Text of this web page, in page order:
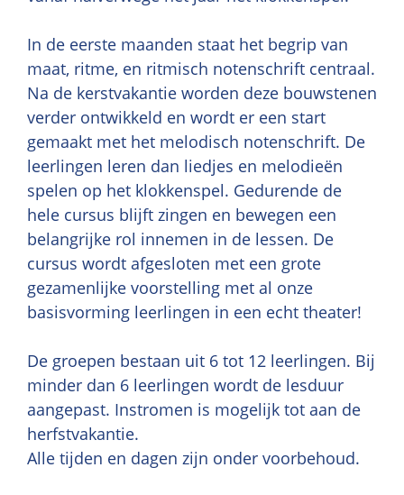
In de eerste maanden staat het begrip van
maat, ritme, en ritmisch notenschrift centraal.
Na de kerstvakantie worden deze bouwstenen
verder ontwikkeld en wordt er een start
gemaakt met het melodisch notenschrift. De
leerlingen leren dan liedjes en melodieën
spelen op het klokkenspel. Gedurende de
hele cursus blijft zingen en bewegen een
belangrijke rol innemen in de lessen. De
cursus wordt afgesloten met een grote
gezamenlijke voorstelling met al onze
basisvorming leerlingen in een echt theater!
De groepen bestaan uit 6 tot 12 leerlingen. Bij
minder dan 6 leerlingen wordt de lesduur
aangepast. Instromen is mogelijk tot aan de
herfstvakantie.
Alle tijden en dagen zijn onder voorbehoud.